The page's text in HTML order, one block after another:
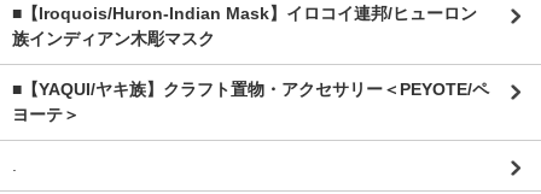
■【Iroquois/Huron-Indian Mask】イロコイ連邦/ヒューロン
族インディアン木彫マスク
■【YAQUI/ヤキ族】クラフト置物・アクセサリー＜PEYOTE/ペ
ヨーテ＞
.